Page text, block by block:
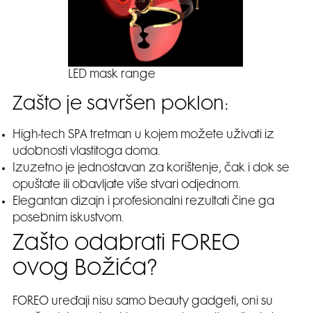
LED mask range
Zašto je savršen poklon:
High-tech SPA tretman u kojem možete uživati iz
udobnosti vlastitoga doma.
Izuzetno je jednostavan za korištenje, čak i dok se
opuštate ili obavljate više stvari odjednom.
Elegantan dizajn i profesionalni rezultati čine ga
posebnim iskustvom.
Zašto odabrati FOREO
ovog Božića?
FOREO uređaji nisu samo beauty gadgeti, oni su